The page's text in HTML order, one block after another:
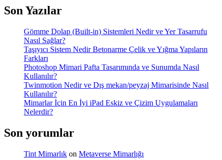
Son Yazılar
Gömme Dolap (Built-in) Sistemleri Nedir ve Yer Tasarrufu
Nasıl Sağlar?
Taşıyıcı Sistem Nedir Betonarme Çelik ve Yığma Yapıların
Farkları
Photoshop Mimari Pafta Tasarımında ve Sunumda Nasıl
Kullanılır?
Twinmotion Nedir ve Dış mekan/peyzaj Mimarisinde Nasıl
Kullanılır?
Mimarlar İçin En İyi iPad Eskiz ve Çizim Uygulamaları
Nelerdir?
Son yorumlar
Tint Mimarlık on Metaverse Mimarlığı